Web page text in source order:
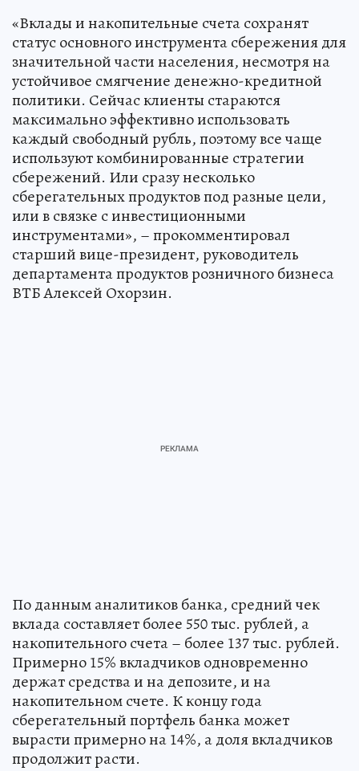
«Вклады и накопительные счета сохранят
статус основного инструмента сбережения для
значительной части населения, несмотря на
устойчивое смягчение денежно-кредитной
политики. Сейчас клиенты стараются
максимально эффективно использовать
каждый свободный рубль, поэтому все чаще
используют комбинированные стратегии
сбережений. Или сразу несколько
сберегательных продуктов под разные цели,
или в связке с инвестиционными
инструментами», – прокомментировал
старший вице-президент, руководитель
департамента продуктов розничного бизнеса
ВТБ Алексей Охорзин.
По данным аналитиков банка, средний чек
вклада составляет более 550 тыс. рублей, а
накопительного счета – более 137 тыс. рублей.
Примерно 15% вкладчиков одновременно
держат средства и на депозите, и на
накопительном счете. К концу года
сберегательный портфель банка может
вырасти примерно на 14%, а доля вкладчиков
продолжит расти.